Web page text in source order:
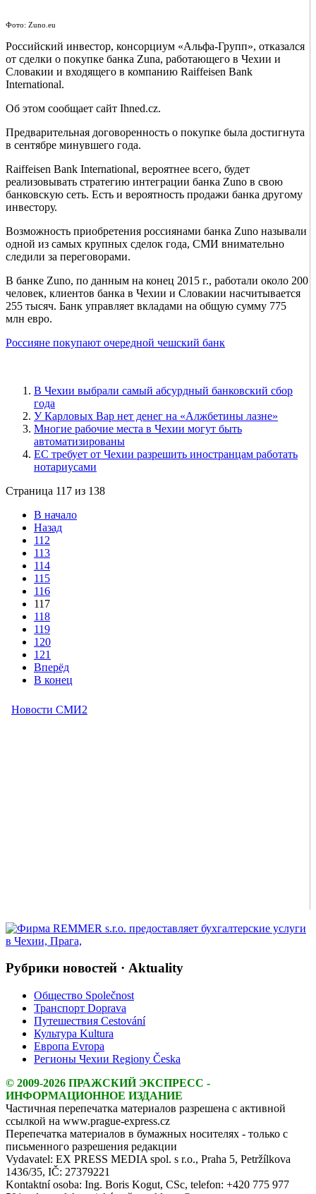
Фото: Zuno.eu
Российский инвестор, консорциум «Альфа-Групп», отказался
от сделки о покупке банка Zuna, работающего в Чехии и
Словакии и входящего в компанию Raiffeisen Bank
International.
Об этом сообщает сайт Ihned.cz.
Предварительная договоренность о покупке была достигнута
в сентябре минувшего года.
Raiffeisen Bank International, вероятнее всего, будет
реализовывать стратегию интеграции банка Zuno в свою
банковскую сеть. Есть и вероятность продажи банка другому
инвестору.
Возможность приобретения россиянами банка Zuno называли
одной из самых крупных сделок года, СМИ внимательно
следили за переговорами.
В банке Zuno, по данным на конец 2015 г., работали около 200
человек, клиентов банка в Чехии и Словакии насчитывается
255 тысяч. Банк управляет вкладами на общую сумму 775
млн евро.
Россияне покупают очередной чешский банк
В Чехии выбрали самый абсурдный банковский сбор
года
У Карловых Вар нет денег на «Алжбетины лазне»
Многие рабочие места в Чехии могут быть
автоматизированы
ЕС требует от Чехии разрешить иностранцам работать
нотариусами
Страница 117 из 138
В начало
Назад
112
113
114
115
116
117
118
119
120
121
Вперёд
В конец
Рубрики новостей · Aktuality
Общество Společnost
Транспорт Doprava
Путешествия Cestování
Культура Kultura
Европа Evropa
Регионы Чехии Regiony Česka
© 2009-2026 ПРАЖСКИЙ ЭКСПРЕСС -
ИНФОРМАЦИОННОЕ ИЗДАНИЕ
Частичная перепечатка материалов разрешена с активной
ссылкой на www.prague-express.cz
Перепечатка материалов в бумажных носителях - только с
письменного разрешения редакции
Vydavatel: EX PRESS MEDIA spol. s r.o., Praha 5, Petržílkova
1436/35, IČ: 27379221
Kontaktní osoba: Ing. Boris Kogut, CSc, telefon: +420 775 977